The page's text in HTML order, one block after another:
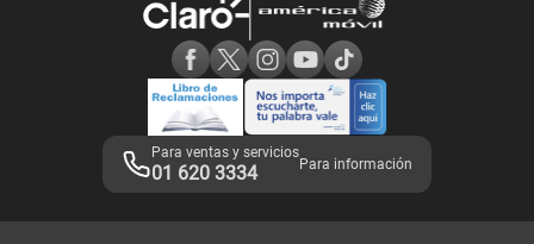
Adquirientes iPhone 6, 6S y SE
Mensaje de Seguridad
Términos y Condiciones de Tienda Claro
Libro de Reclamaciones
Legales de marketplace
Para ventas y servicios
01 620 3334 Para información